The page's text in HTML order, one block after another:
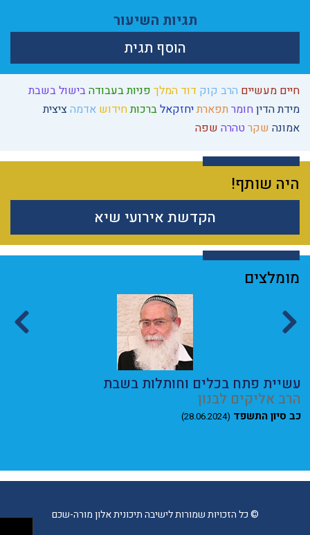
חיים מעשיים הרב קוק דוד המלך פניות בעבודהבישול בשבת
מידת הדין חומר תפארתיחזקאלברכותחידוש אדמהציצית
אמונה שקר טהרה שפה
היה שותף!
הקדשת אירועי שיא
תגיות השיעור
הוסף תגית
מומלצים
עשיית פתח בכלים וחותלות בשבת
הרב אליקים לבנון
כב סיון התשפד (28.06.2024)
© כל הזכויות שמורות לישיבה תיכונית אלון מורה-שכם